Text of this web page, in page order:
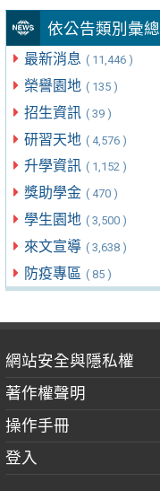
依公告類別彙總
最新消息 ( 11,446 )
榮譽園地 ( 135 )
招生資訊 ( 39 )
研習天地 ( 4,576 )
升學資訊 ( 1,152 )
獎助學金 ( 470 )
學生園地 ( 3,500 )
來文宣導 ( 3,638 )
防疫專區 ( 85 )
網站安全與隱私權
著作權聲明
操作手冊
登入